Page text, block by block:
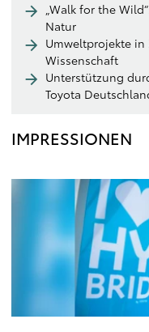
„Walk for the
Natur
Umweltprojekte
Wissenschaft
Unterstützung
Toyota
IMPRESSIONEN